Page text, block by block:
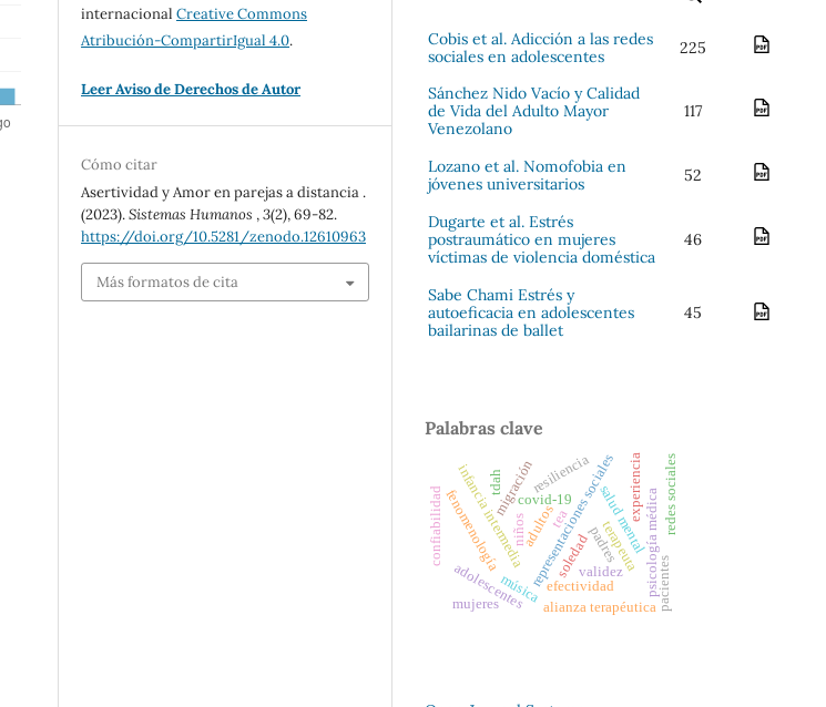
internacionalCreative Commons
Atribución-CompartirIgual 4.0.
Leer Aviso de Derechos de Autor
Cómo citar
Asertividad y Amor en parejas a distancia .
(2023).Sistemas Humanos ,3(2), 69-82.
https://doi.org/10.5281/zenodo.12610963
Más formatos de cita
Cobis et al. Adicción a las redes
sociales en adolescentes
225
Sánchez Nido Vacío y Calidad
de Vida del Adulto Mayor
Venezolano
117
Lozano et al. Nomofobia en
jóvenes universitarios
52
Dugarte et al. Estrés
postraumático en mujeres
víctimas de violencia doméstica
46
Sabe Chami Estrés y
autoeficacia en adolescentes
bailarinas de ballet
45
Palabras clave
representaciones sociales
niños
infancia intermedia
migración
padres
música
covid-19 salud mentalpsicología médica
tea
adultos
soledad
adolescentes
redes sociales
fenomenología
resiliencia
efectividad
alianza terapéutica
validez
confiabilidad terapeuta
experiencia
pacientes
mujeres
tdah